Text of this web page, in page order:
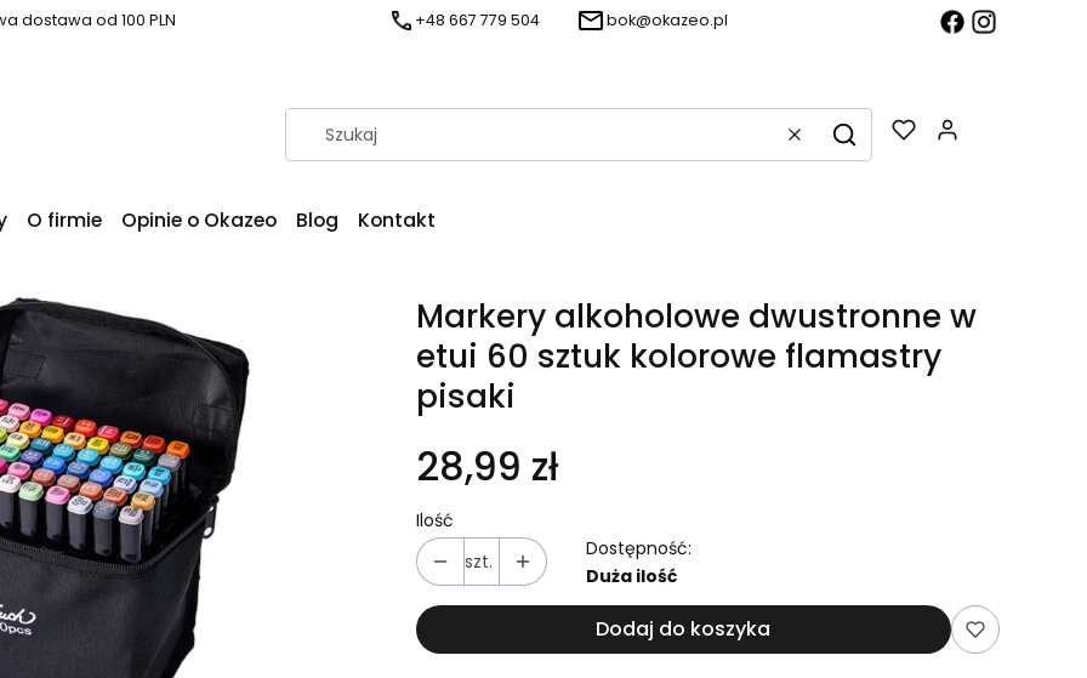
dostawa od 100 PLN +48 667 779 504 bok@okazeo.pl
WyczyśćSzukaj
O firmie Opinie o Okazeo Blog Kontakt
Markery alkoholowe dwustronne w
etui 60 sztuk kolorowe flamastry
pisaki
28,99 zł
Ilość
szt.
Dostępność:
Duża ilość
Dodaj do koszyka